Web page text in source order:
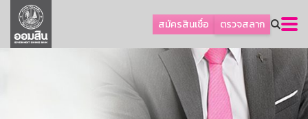
สมัครสินเชื่อ ตรวจสลาก
ลูกค้าธุรกิจ
ลูกค้าผู้ประกอบรายย่อย